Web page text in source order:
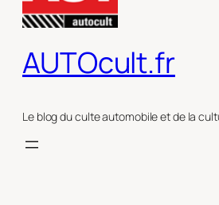
AUTOcult.fr
Le blog du culte automobile et de la